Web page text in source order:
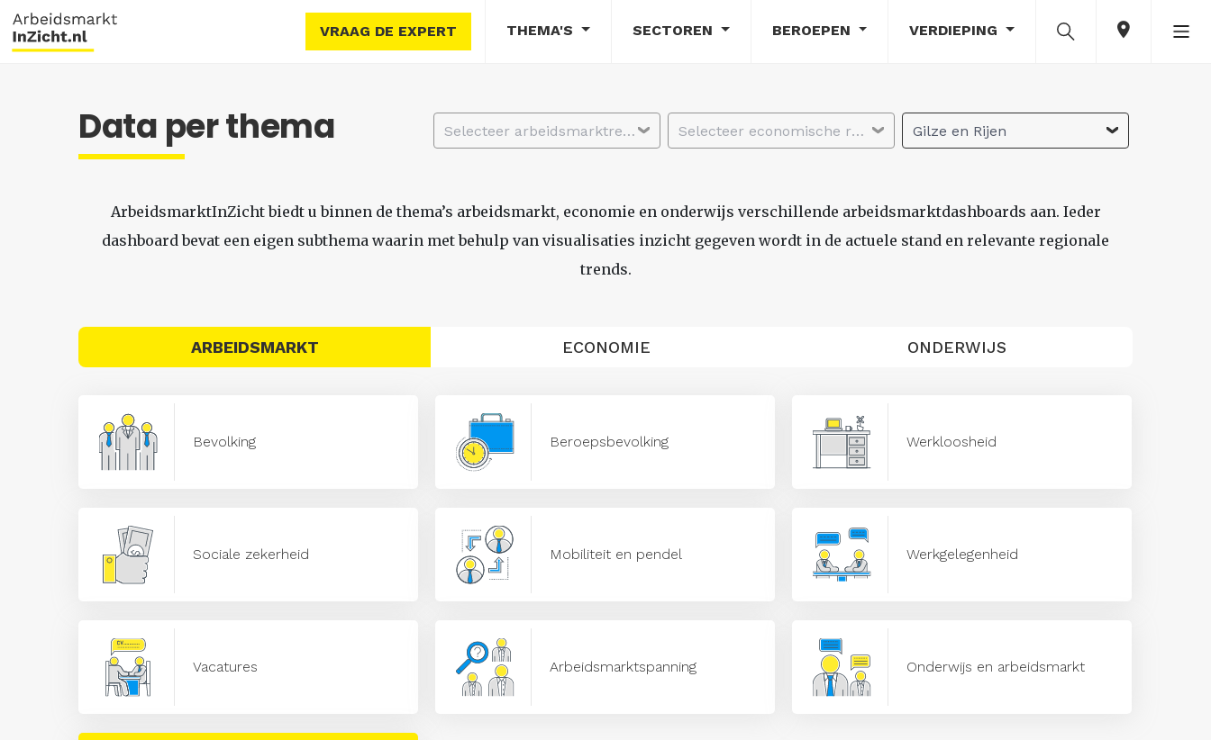
VRAAG DE EXPERT THEMA'S SECTOREN BEROEPEN VERDIEPING
Data per thema Selecteer arbeidsmarktregio Selecteer economische regio Gilze en Rijen
ArbeidsmarktInZicht biedt u binnen de thema’s arbeidsmarkt, economie en onderwijs verschillende arbeidsmarktdashboards aan. Ieder
dashboard bevat een eigen subthema waarin met behulp van visualisaties inzicht gegeven wordt in de actuele stand en relevante regionale
trends.
ARBEIDSMARKT ECONOMIE ONDERWIJS
Bevolking Beroepsbevolking Werkloosheid
Sociale zekerheid Mobiliteit en pendel Werkgelegenheid
Vacatures Arbeidsmarktspanning Onderwijs en arbeidsmarkt